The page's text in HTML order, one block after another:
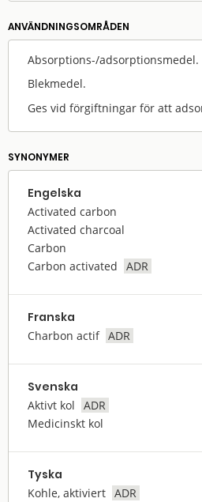
ANVÄNDNINGS­OMRÅDEN
Absorptions-/adsorptionsmedel.
Blekmedel.
Ges vid förgiftningar för att
SYNONYMER
Engelska
Activated carbon
Activated charcoal
Carbon
Carbon activated
ADR
Franska
Charbon actif ADR
Svenska
Aktivt kol
ADR
Medicinskt kol
Tyska
Kohle, aktiviert ADR